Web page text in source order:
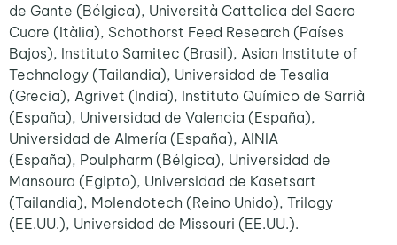
de Gante (Bélgica), Università Cattolica del Sacro
Cuore (Itàlia), Schothorst Feed Research (Países
Bajos), Instituto Samitec (Brasil), Asian Institute of
Technology (Tailandia), Universidad de Tesalia
(Grecia), Agrivet (India), Instituto Químico de Sarrià
(España), Universidad de Valencia (España),
Universidad de Almería (España), AINIA
(España), Poulpharm (Bélgica), Universidad de
Mansoura (Egipto), Universidad de Kasetsart
(Tailandia), Molendotech (Reino Unido), Trilogy
(EE.UU.), Universidad de Missouri (EE.UU.).